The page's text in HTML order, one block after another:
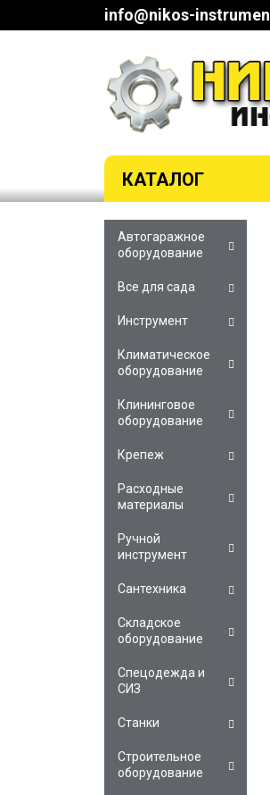
info@nikos-
КАТАЛОГ
Автогаражное
оборудование
Все для сада
Инструмент
Климатическое
оборудование
Клининговое
оборудование
Крепеж
Расходные
материалы
Ручной
инструмент
Сантехника
Складское
оборудование
Спецодежда и
СИЗ
Станки
Строительное
оборудование